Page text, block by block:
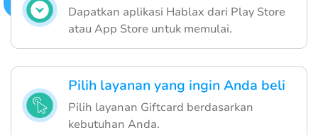
Dapatkan aplikasi Hablax dari Play Store
atau App Store untuk memulai.
Pilih layanan yang ingin Anda beli
Pilih layanan Giftcard berdasarkan
kebutuhan Anda.